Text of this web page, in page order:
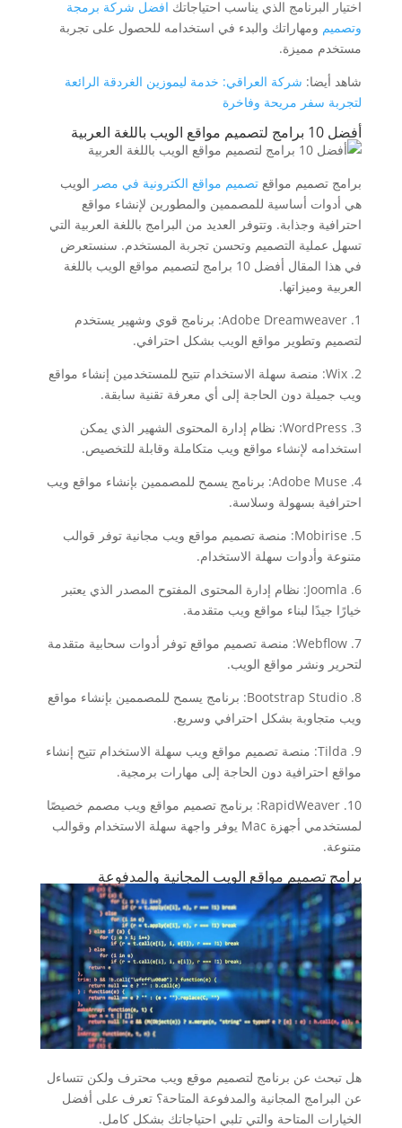
اختيار البرنامج الذي يناسب احتياجاتك افضل شركة برمجة
وتصميم ومهاراتك والبدء في استخدامه للحصول على تجربة
مستخدم مميزة.
شاهد أيضا: شركة العراقي: خدمة ليموزين الغردقة الرائعة
لتجربة سفر مريحة وفاخرة
أفضل 10 برامج لتصميم مواقع الويب باللغة العربية
برامج تصميم مواقع تصميم مواقع الكترونية في مصر الويب
هي أدوات أساسية للمصممين والمطورين لإنشاء مواقع
احترافية وجذابة. وتتوفر العديد من البرامج باللغة العربية التي
تسهل عملية التصميم وتحسن تجربة المستخدم. سنستعرض
في هذا المقال أفضل 10 برامج لتصميم مواقع الويب باللغة
العربية وميزاتها.
1. Adobe Dreamweaver: برنامج قوي وشهير يستخدم
لتصميم وتطوير مواقع الويب بشكل احترافي.
2. Wix: منصة سهلة الاستخدام تتيح للمستخدمين إنشاء مواقع
ويب جميلة دون الحاجة إلى أي معرفة تقنية سابقة.
3. WordPress: نظام إدارة المحتوى الشهير الذي يمكن
استخدامه لإنشاء مواقع ويب متكاملة وقابلة للتخصيص.
4. Adobe Muse: برنامج يسمح للمصممين بإنشاء مواقع ويب
احترافية بسهولة وسلاسة.
5. Mobirise: منصة تصميم مواقع ويب مجانية توفر قوالب
متنوعة وأدوات سهلة الاستخدام.
6. Joomla: نظام إدارة المحتوى المفتوح المصدر الذي يعتبر
خيارًا جيدًا لبناء مواقع ويب متقدمة.
7. Webflow: منصة تصميم مواقع توفر أدوات سحابية متقدمة
لتحرير ونشر مواقع الويب.
8. Bootstrap Studio: برنامج يسمح للمصممين بإنشاء مواقع
ويب متجاوبة بشكل احترافي وسريع.
9. Tilda: منصة تصميم مواقع ويب سهلة الاستخدام تتيح إنشاء
مواقع احترافية دون الحاجة إلى مهارات برمجية.
10. RapidWeaver: برنامج تصميم مواقع ويب مصمم خصيصًا
لمستخدمي أجهزة Mac يوفر واجهة سهلة الاستخدام وقوالب
متنوعة.
برامج تصميم مواقع الويب المجانية والمدفوعة
هل تبحث عن برنامج لتصميم موقع ويب محترف ولكن تتساءل
عن البرامج المجانية والمدفوعة المتاحة؟ تعرف على أفضل
الخيارات المتاحة والتي تلبي احتياجاتك بشكل كامل.